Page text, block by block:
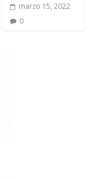
marzo 15, 2022
0